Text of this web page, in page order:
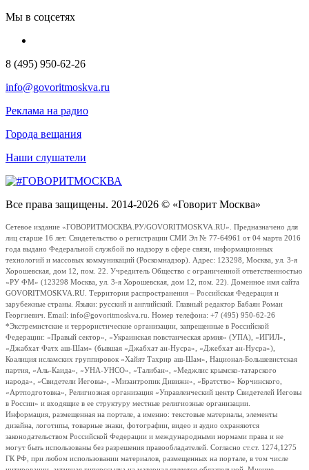
Мы в соцсетях
8 (495) 950-62-26
info@govoritmoskva.ru
Реклама на радио
Города вещания
Наши слушатели
Все права защищены. 2014-2026 © «Говорит Москва»
Сетевое издание «ГОВОРИТМОСКВА.РУ/GOVORITMOSKVA.RU». Предназначено для
лиц старше 16 лет. Свидетельство о регистрации СМИ Эл № 77-64961 от 04 марта 2016
года выдано Федеральной службой по надзору в сфере связи, информационных
технологий и массовых коммуникаций (Роскомнадзор). Адрес: 123298, Москва, ул. 3-я
Хорошевская, дом 12, пом. 22. Учредитель Общество с ограниченной ответственностью
«РУ ФМ» (123298 Москва, ул. 3-я Хорошевская, дом 12, пом. 22). Доменное имя сайта
GOVORITMOSKVA.RU. Территория распространения – Российская Федерация и
зарубежные страны. Языки: русский и английский. Главный редактор Бабаян Роман
Георгиевич. Email: info@govoritmoskva.ru. Номер телефона: +7 (495) 950-62-26
*Экстремистские и террористические организации, запрещенные в Российской
Федерации: «Правый сектор», «Украинская повстанческая армия» (УПА), «ИГИЛ»,
«Джабхат Фатх аш-Шам» (бывшая «Джабхат ан-Нусра», «Джебхат ан-Нусра»),
Коалиция исламских группировок «Хайят Тахрир аш-Шам», Национал-Большевистская
партия, «Аль-Каида», «УНА-УНСО», «Талибан», «Меджлис крымско-татарского
народа», «Свидетели Иеговы», «Мизантропик Дивижн», «Братство» Корчинского,
«Артподготовка», Религиозная организация «Управленческий центр Свидетелей Иеговы
в России» и входящие в ее структуру местные религиозные организации.
Информация, размещенная на портале, а именно: текстовые материалы, элементы
дизайна, логотипы, товарные знаки, фотографии, видео и аудио охраняются
законодательством Российской Федерации и международными нормами права и не
могут быть использованы без разрешения правообладателей. Согласно ст.ст. 1274,1275
ГК РФ, при любом использовании материалов, размещенных на портале, в том числе